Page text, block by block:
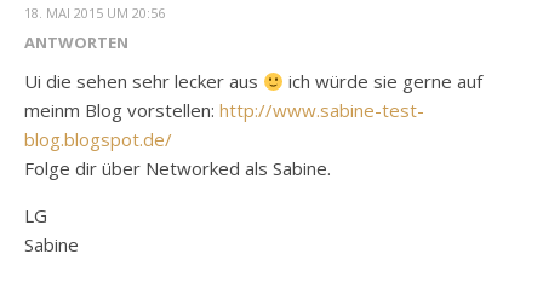
18. MAI 2015 UM 20:56
ANTWORTEN
Ui die sehen sehr lecker aus
ich würde sie gerne auf
meinm Blog vorstellen: http://www.sabine-test-
blog.blogspot.de/
Folge dir über Networked als Sabine.
LG
Sabine